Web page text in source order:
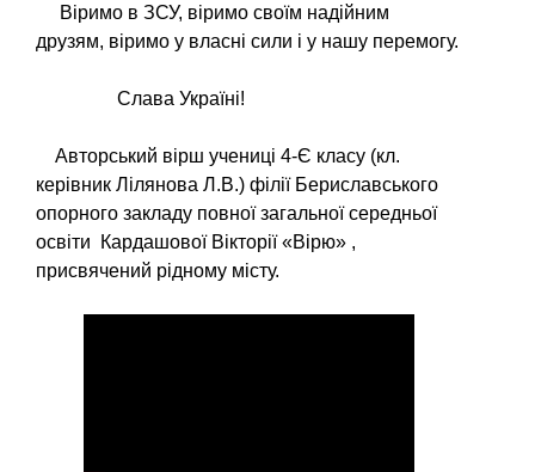
Віримо в ЗСУ, віримо своїм надійним
друзям, віримо у власні сили і у нашу перемогу.
Слава Україні!
Авторський вірш учениці 4-Є класу (кл.
керівник Лілянова Л.В.) філії Бериславського
опорного закладу повної загальної середньої
освіти Кардашової Вікторії «Вірю» ,
присвячений рідному місту.